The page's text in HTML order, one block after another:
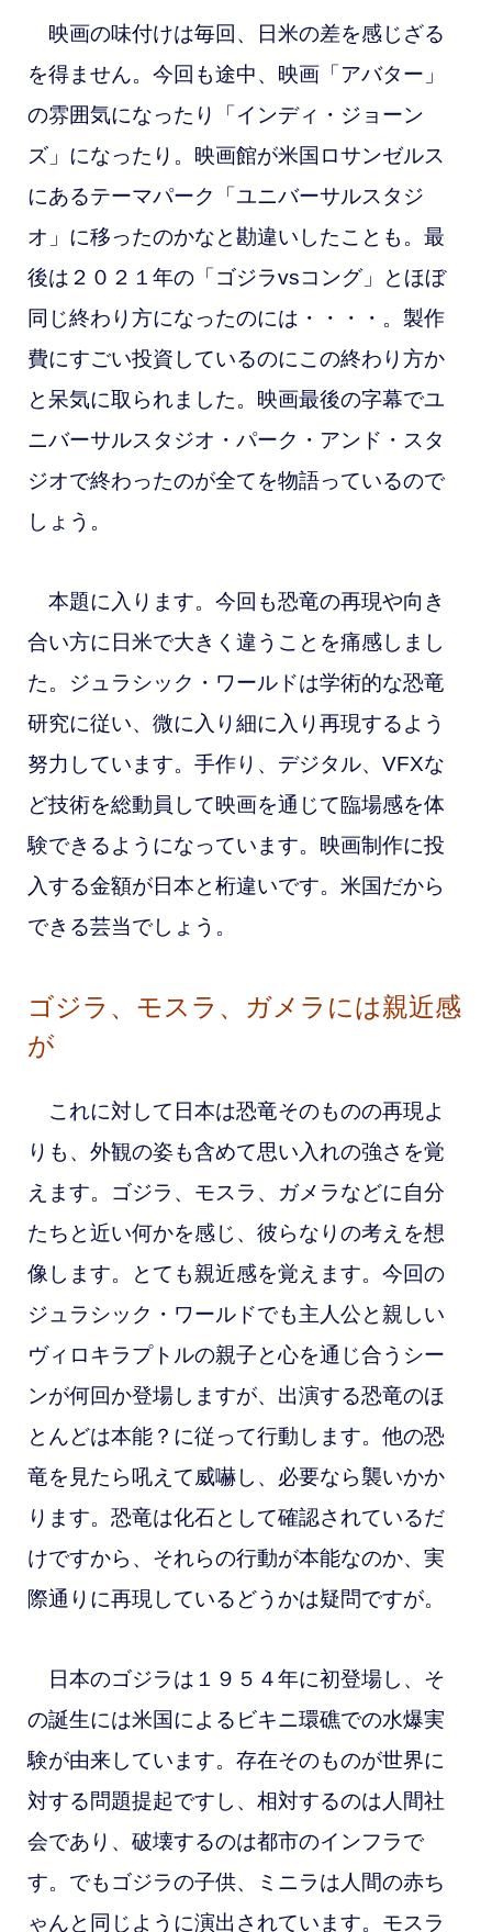
映画の味付けは毎回、日米の差を感じざる
を得ません。今回も途中、映画「アバター」
の雰囲気になったり「インディ・ジョーン
ズ」になったり。映画館が米国ロサンゼルス
にあるテーマパーク「ユニバーサルスタジ
オ」に移ったのかなと勘違いしたことも。最
後は２０２１年の「ゴジラvsコング」とほぼ
同じ終わり方になったのには・・・・。製作
費にすごい投資しているのにこの終わり方か
と呆気に取られました。映画最後の字幕でユ
ニバーサルスタジオ・パーク・アンド・スタ
ジオで終わったのが全てを物語っているので
しょう。
本題に入ります。今回も恐竜の再現や向き
合い方に日米で大きく違うことを痛感しまし
た。ジュラシック・ワールドは学術的な恐竜
研究に従い、微に入り細に入り再現するよう
努力しています。手作り、デジタル、VFXな
ど技術を総動員して映画を通じて臨場感を体
験できるようになっています。映画制作に投
入する金額が日本と桁違いです。米国だから
できる芸当でしょう。
ゴジラ、モスラ、ガメラには親近感
が
これに対して日本は恐竜そのものの再現よ
りも、外観の姿も含めて思い入れの強さを覚
えます。ゴジラ、モスラ、ガメラなどに自分
たちと近い何かを感じ、彼らなりの考えを想
像します。とても親近感を覚えます。今回の
ジュラシック・ワールドでも主人公と親しい
ヴィロキラプトルの親子と心を通じ合うシー
ンが何回か登場しますが、出演する恐竜のほ
とんどは本能？に従って行動します。他の恐
竜を見たら吼えて威嚇し、必要なら襲いかか
ります。恐竜は化石として確認されているだ
けですから、それらの行動が本能なのか、実
際通りに再現しているどうかは疑問ですが。
日本のゴジラは１９５４年に初登場し、そ
の誕生には米国によるビキニ環礁での水爆実
験が由来しています。存在そのものが世界に
対する問題提起ですし、相対するのは人間社
会であり、破壊するのは都市のインフラで
す。でもゴジラの子供、ミニラは人間の赤ち
ゃんと同じように演出されています。モスラ